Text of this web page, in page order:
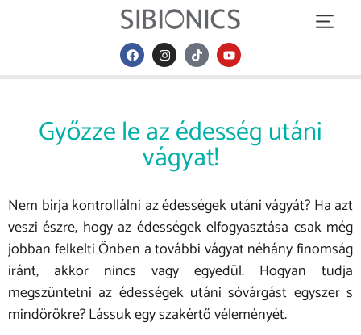
Győzze le az édesség utáni
vágyat!
Nem bírja kontrollálni az édességek utáni vágyát? Ha azt
veszi észre, hogy az édességek elfogyasztása csak még
jobban felkelti Önben a további vágyat néhány finomság
iránt, akkor nincs vagy egyedül. Hogyan tudja
megszüntetni az édességek utáni sóvárgást egyszer s
mindörökre? Lássuk egy szakértő véleményét.